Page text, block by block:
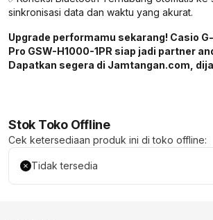
sinkronisasi data dan waktu yang akurat.
Upgrade performamu sekarang! Casio
Pro GSW-H1000-1PR siap jadi partner
Dapatkan segera di Jamtangan.com,
Stok Toko Offline
Cek ketersediaan produk ini di toko offline:
Tidak tersedia